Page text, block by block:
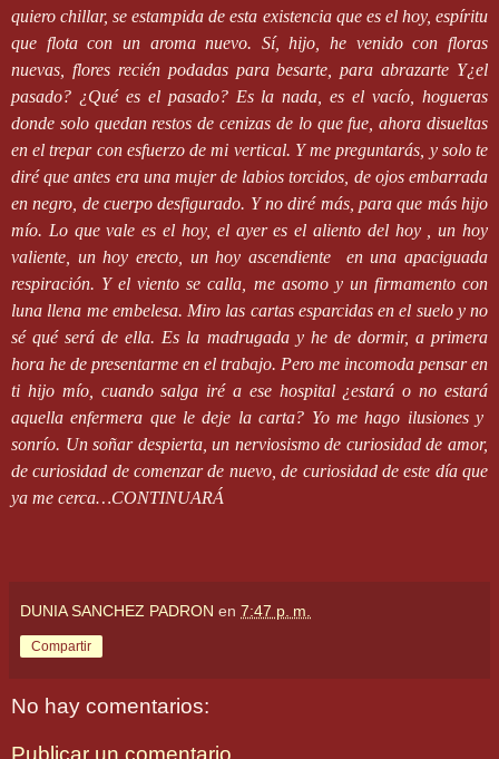
quiero chillar, se estampida de esta existencia que es el hoy, espíritu
que flota con un aroma nuevo. Sí, hijo, he venido con floras
nuevas, flores recién podadas para besarte, para abrazarte Y¿el
pasado? ¿Qué es el pasado? Es la nada, es el vacío, hogueras
donde solo quedan restos de cenizas de lo que fue, ahora disueltas
en el trepar con esfuerzo de mi vertical. Y me preguntarás, y solo te
diré que antes era una mujer de labios torcidos, de ojos embarrada
en negro, de cuerpo desfigurado. Y no diré más, para que más hijo
mío. Lo que vale es el hoy, el ayer es el aliento del hoy , un hoy
valiente, un hoy erecto, un hoy ascendiente
en una apaciguada
respiración. Y el viento se calla, me asomo y un firmamento con
luna llena me embelesa. Miro las cartas esparcidas en el suelo y no
sé qué será de ella. Es la madrugada y he de dormir, a primera
hora he de presentarme en el trabajo. Pero me incomoda pensar en
ti hijo mío, cuando salga iré a ese hospital ¿estará o no estará
aquella enfermera que le deje la carta? Yo me hago ilusiones y
sonrío. Un soñar despierta, un nerviosismo de curiosidad de amor,
de curiosidad de comenzar de nuevo, de curiosidad de este día que
ya me cerca…CONTINUARÁ
DUNIA SANCHEZ PADRON en 7:47 p. m.
Compartir
No hay comentarios: